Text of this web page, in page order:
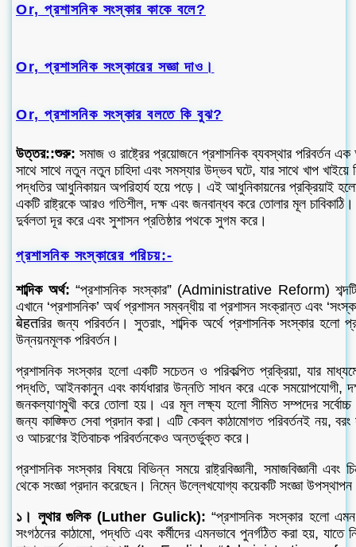
Or, প্রশাসনিক সংস্কার কাকে বলে?
Or, প্রশাসনিক সংস্কারের সজ্ঞা দাও।
Or, প্রশাসনিক সংস্কার বলতে কি বুঝ?
উত্তর::শুরু: সমাজ ও রাষ্ট্রের প্রয়োজনে প্রশাসনিক ব্যবস্থার পরিবর্তন এক
সাথে সাথে নতুন নতুন চাহিদা এবং সমস্যার উদ্ভব ঘটে, যার সাথে খাপ খাইয়ে
পদ্ধতির আধুনিকায়ন অপরিহার্য হয়ে পড়ে। এই আধুনিকায়নের প্রক্রিয়াই
একটি রাষ্ট্রকে আরও গতিশীল, দক্ষ এবং জনবান্ধব করে তোলার মূল
দুর্বলতা দূর করে এবং সুশাসন প্রতিষ্ঠার পথকে সুগম করে।
প্রশাসনিক সংস্কারের পরিচয়:-
শাব্দিক অর্থ: “প্রশাসনিক সংস্কার” (Administrative Reform) শব্দটি
এখানে ‘প্রশাসনিক’ অর্থ প্রশাসন সম্বন্ধীয় বা প্রশাসন সংক্রান্ত এবং
बेहतরির জন্য পরিবর্তন। সুতরাং, শাব্দিক অর্থে প্রশাসনিক সংস্কার হলো
উন্নয়নমূলক পরিবর্তন।
প্রশাসনিক সংস্কার হলো একটি সচেতন ও পরিকল্পিত প্রক্রিয়া, যার
পদ্ধতি, আইনকানুন এবং কার্যধারার উন্নতি সাধন করে একে সময়োপযোগী,
জনকল্যাণমুখী করে তোলা হয়। এর মূল লক্ষ্য হলো সীমিত সম্পদের সর্বোচ্চ
জন্য কাঙ্ক্ষিত সেবা প্রদান করা। এটি কেবল কাঠামোগত পরিবর্তনই নয়, বরং
ও আচরণের ইতিবাচক পরিবর্তনকেও অন্তর্ভুক্ত করে।
প্রশাসনিক সংস্কার বিষয়ে বিভিন্ন সময়ে রাষ্ট্রবিজ্ঞানী, সমাজবিজ্ঞানী এবং
থেকে সংজ্ঞা প্রদান করেছেন। নিম্নে উল্লেখযোগ্য কয়েকটি সংজ্ঞা
১। লুথার গুলিক (Luther Gulick): “প্রশাসনিক সংস্কার হলো
সংগঠনের কাঠামো, পদ্ধতি এবং কর্মীদের এমনভাবে পুনর্গঠিত করা হয়, যাতে